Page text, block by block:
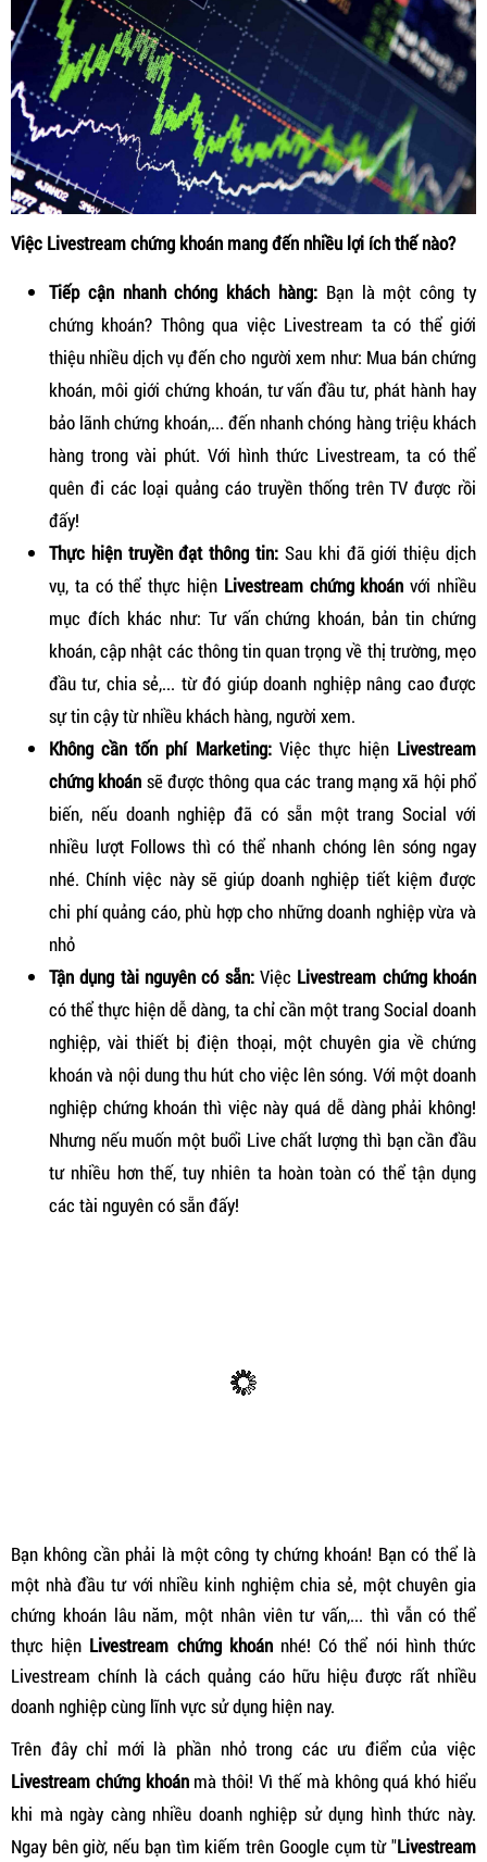
Việc Livestream chứng khoán mang đến nhiều lợi ích thế nào?
Tiếp cận nhanh chóng khách hàng: Bạn là một công ty
chứng khoán? Thông qua việc Livestream ta có thể giới
thiệu nhiều dịch vụ đến cho người xem như: Mua bán chứng
khoán, môi giới chứng khoán, tư vấn đầu tư, phát hành hay
bảo lãnh chứng khoán,... đến nhanh chóng hàng triệu khách
hàng trong vài phút. Với hình thức Livestream, ta có thể
quên đi các loại quảng cáo truyền thống trên TV được rồi
đấy!
Thực hiện truyền đạt thông tin: Sau khi đã giới thiệu dịch
vụ, ta có thể thực hiện Livestream chứng khoánvới nhiều
mục đích khác như: Tư vấn chứng khoán, bản tin chứng
khoán, cập nhật các thông tin quan trọng về thị trường, mẹo
đầu tư, chia sẻ,... từ đó giúp doanh nghiệp nâng cao được
sự tin cậy từ nhiều khách hàng, người xem.
Không cần tốn phí Marketing: Việc thực hiện Livestream
chứng khoán sẽ được thông qua các trang mạng xã hội phổ
biến, nếu doanh nghiệp đã có sẵn một trang Social với
nhiều lượt Follows thì có thể nhanh chóng lên sóng ngay
nhé. Chính việc này sẽ giúp doanh nghiệp tiết kiệm được
chi phí quảng cáo, phù hợp cho những doanh nghiệp vừa và
nhỏ
Tận dụng tài nguyên có sẵn:Việc Livestream chứng khoán
có thể thực hiện dễ dàng, ta chỉ cần một trang Social doanh
nghiệp, vài thiết bị điện thoại, một chuyên gia về chứng
khoán và nội dung thu hút cho việc lên sóng. Với một doanh
nghiệp chứng khoán thì việc này quá dễ dàng phải không!
Nhưng nếu muốn một buổi Live chất lượng thì bạn cần đầu
tư nhiều hơn thế, tuy nhiên ta hoàn toàn có thể tận dụng
các tài nguyên có sẵn đấy!
Bạn không cần phải là một công ty chứng khoán! Bạn có thể là
một nhà đầu tư với nhiều kinh nghiệm chia sẻ, một chuyên gia
chứng khoán lâu năm, một nhân viên tư vấn,... thì vẫn có thể
thực hiện Livestream chứng khoán nhé! Có thể nói hình thức
Livestream chính là cách quảng cáo hữu hiệu được rất nhiều
doanh nghiệp cùng lĩnh vực sử dụng hiện nay.
Trên đây chỉ mới là phần nhỏ trong các ưu điểm của việc
Livestream chứng khoán mà thôi! Vì thế mà không quá khó hiểu
khi mà ngày càng nhiều doanh nghiệp sử dụng hình thức này.
Ngay bên giờ, nếu bạn tìm kiếm trên Google cụm từ "Livestream